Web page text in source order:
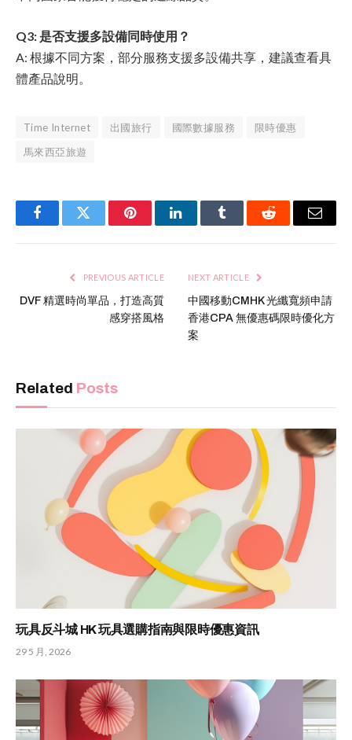
Q3: 是否支援多設備同時使用？
A: 根據不同方案，部分服務支援多設備共享，建議查看具
體產品說明。
Time Internet 出國旅行 國際數據服務
限時優惠
馬來西亞旅遊
FacebookTwitter PinterestLinkedInTumblr Reddit Email
PREVIOUS ARTICLE
DVF 精選時尚單品，打造高質
感穿搭風格
NEXT ARTICLE
中國移動CMHK 光纖寬頻申請
香港CPA 無優惠碼限時優化方
案
Related Posts
玩具反斗城 HK 玩具選購指南與限時優惠資訊
29 5 月, 2026